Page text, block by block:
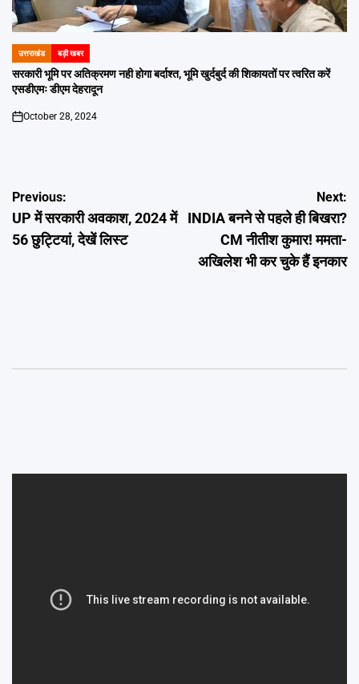
POSTED
IN
उत्तराखंड बड़ी खबर
सरकारी भूमि पर अतिक्रमण नही होगा बर्दाश्त, भूमि खुर्दबुर्द की शिकायतों पर त्वरित करें
एसडीएमः डीएम देहरादून
on
October 28, 2024
Post
navigation
Previous:
UP में सरकारी अवकाश, 2024 में
56 छुट्टियां, देखें लिस्ट
Next:
INDIA बनने से पहले ही बिखरा?
CM नीतीश कुमार! ममता-
अखिलेश भी कर चुके हैं इनकार